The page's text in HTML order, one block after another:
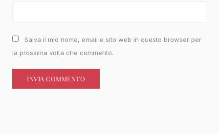
Salva il mio nome, email e sito web in questo browser per
la prossima volta che commento.